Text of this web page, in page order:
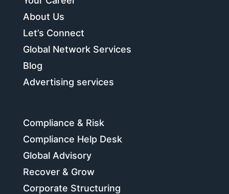
About Us
Let’s Connect
Global Network Services
Blog
Advertising services
Compliance & Risk
Compliance Help Desk
Global Advisory
Recover & Grow
Corporate Structuring